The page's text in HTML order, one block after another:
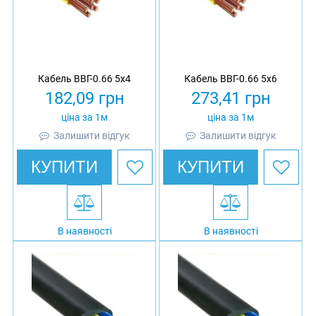
Кабель ВВГ-0.66 5х4
182,09 грн
ціна за 1м
Залишити відгук
КУПИТИ
В наявності
Кабель ВВГ-0.66 5х6
273,41 грн
ціна за 1м
Залишити відгук
КУПИТИ
В наявності